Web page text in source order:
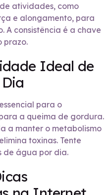
atividades, como
e alongamento, para
A consistência é a chave
prazo.
Ideal de
para o
a queima de gordura.
a manter o metabolismo
toxinas. Tente
de água por dia.